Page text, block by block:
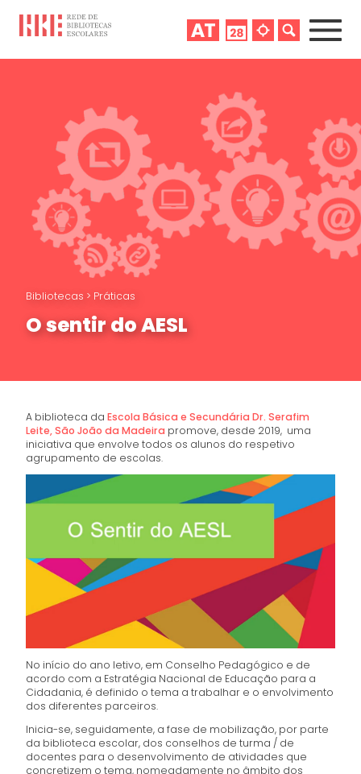
Bibliotecas > Práticas
O sentir do AESL
A biblioteca daEscola Básica e Secundária Dr. Serafim
Leite, São João da Madeira promove, desde 2019, uma
iniciativa que envolve todos os alunos do respetivo
agrupamento de escolas.
No início do ano letivo, em Conselho Pedagógico e de
acordo com a Estratégia Nacional de Educação para a
Cidadania, é definido o tema a trabalhar e o envolvimento
dos diferentes parceiros.
Inicia-se, seguidamente, a fase de mobilização, por parte
da biblioteca escolar, dos conselhos de turma / de
docentes para o desenvolvimento de atividades que
concretizem o tema, nomeadamente no âmbito dos